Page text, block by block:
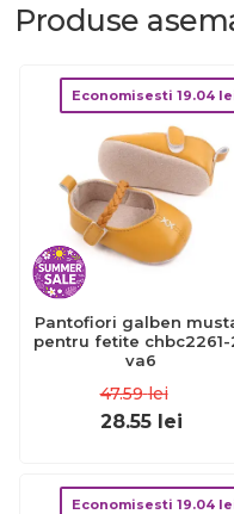
Produse
Economisesti 19.04
Pantofiori galben
pentru fetite chbc2261-
va6
47.59 lei
28.55 lei
Economisesti 19.04